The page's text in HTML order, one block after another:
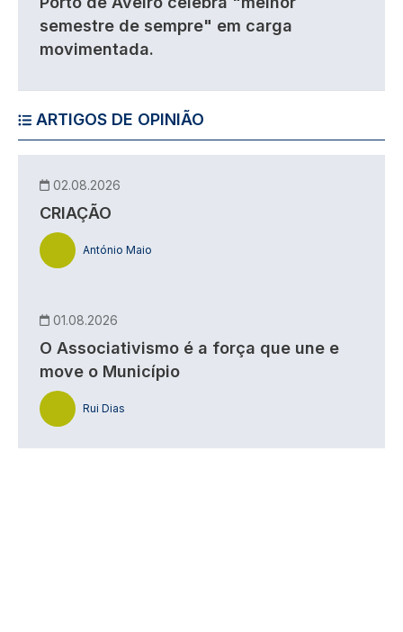
semestre de sempre" em carga
movimentada.
ARTIGOS DE OPINIÃO
02.08.2026
CRIAÇÃO
António Maio
01.08.2026
O Associativismo é a força que une e
move o Município
Rui Dias